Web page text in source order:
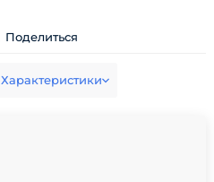
Поделиться
Характеристики